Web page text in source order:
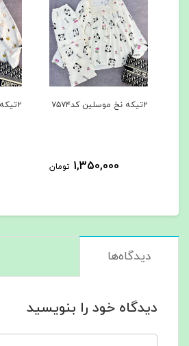
1,350,000 تومان
دیدگاه‌ها
دیدگاه خود را بنویسید